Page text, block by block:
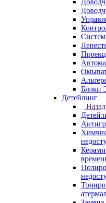
Детейлинг
Назад